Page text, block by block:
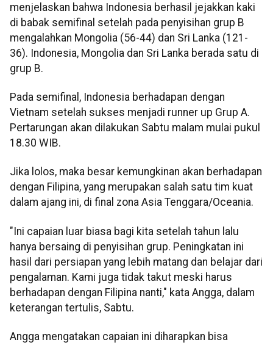
menjelaskan bahwa Indonesia berhasil jejakkan kaki
di babak semifinal setelah pada penyisihan grup B
mengalahkan Mongolia (56-44) dan Sri Lanka (121-
36). Indonesia, Mongolia dan Sri Lanka berada satu di
grup B.
Pada semifinal, Indonesia berhadapan dengan
Vietnam setelah sukses menjadi runner up Grup A.
Pertarungan akan dilakukan Sabtu malam mulai pukul
18.30 WIB.
Jika lolos, maka besar kemungkinan akan berhadapan
dengan Filipina, yang merupakan salah satu tim kuat
dalam ajang ini, di final zona Asia Tenggara/Oceania.
"Ini capaian luar biasa bagi kita setelah tahun lalu
hanya bersaing di penyisihan grup. Peningkatan ini
hasil dari persiapan yang lebih matang dan belajar dari
pengalaman. Kami juga tidak takut meski harus
berhadapan dengan Filipina nanti," kata Angga, dalam
keterangan tertulis, Sabtu.
Angga mengatakan capaian ini diharapkan bisa